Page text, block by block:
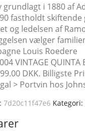
grundlagt i 1880 af
fastholdt
og ledelsen af
vælger
Louis Roedere
VINTAGE QUINTA
DKK. Billigste
> Portvin hos
7d20c11f47e6 Kategori: